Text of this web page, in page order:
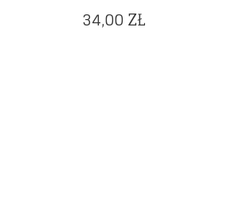
34,00ZŁ